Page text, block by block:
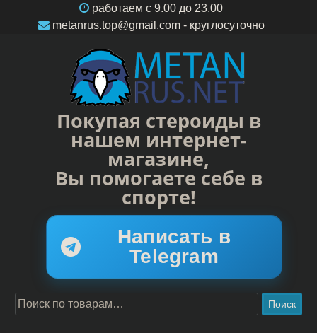
работаем c 9.00 до 23.00
metanrus.top@gmail.com- круглосуточно
Покупая стероиды в
нашем интернет-
магазине,
Вы помогаете себе в
спорте!
Написать в
Telegram
Поиск